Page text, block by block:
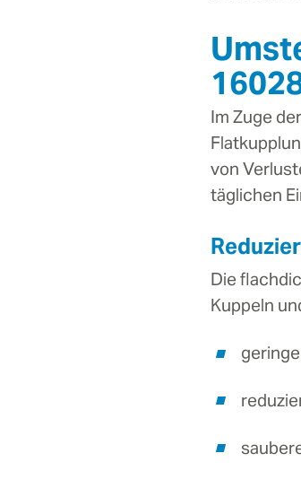
Im Zuge
von
täglichen
Die
Kuppeln